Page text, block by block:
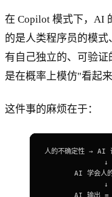
在 Copilot 模式下，AI
的是人类程序员的模
有自己独立的、可验
是在概率上模仿"看起
这件事的麻烦在于：
人的不确定性 → AI
              ↓
       AI
学会人
              ↓
       AI
输出 =